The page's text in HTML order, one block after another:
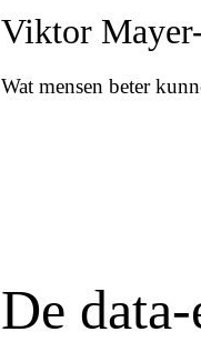
Viktor
Wat mensen beter
De